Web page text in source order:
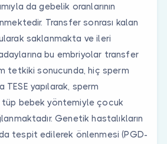
da gebelik oranlarının
Transfer sonrası kalan
saklanmakta ve ileri
bu embriyolar transfer
tetkiki sonucunda, hiç sperm
TESE yapılarak, sperm
bebek yöntemiyle çocuk
Genetik hastalıkların
tespit edilerek önlenmesi (PGD-